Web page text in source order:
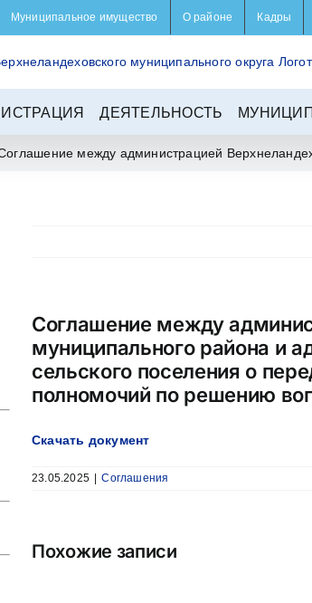
Муниципальное имущество О районе Кадры
ДЕЯТЕЛЬНОСТЬ
между администрацией
Соглашение между
муниципального района и
сельского поселения о
полномочий по решению
Скачать документ
23.05.2025 Соглашения
Похожие записи